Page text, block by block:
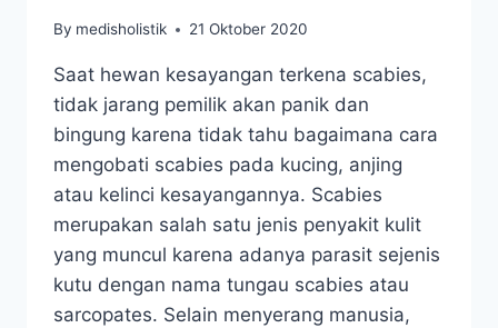
By medisholistik 21 Oktober 2020
Saat hewan kesayangan terkena scabies,
tidak jarang pemilik akan panik dan
bingung karena tidak tahu bagaimana cara
mengobati scabies pada kucing, anjing
atau kelinci kesayangannya. Scabies
merupakan salah satu jenis penyakit kulit
yang muncul karena adanya parasit sejenis
kutu dengan nama tungau scabies atau
sarcopates. Selain menyerang manusia,